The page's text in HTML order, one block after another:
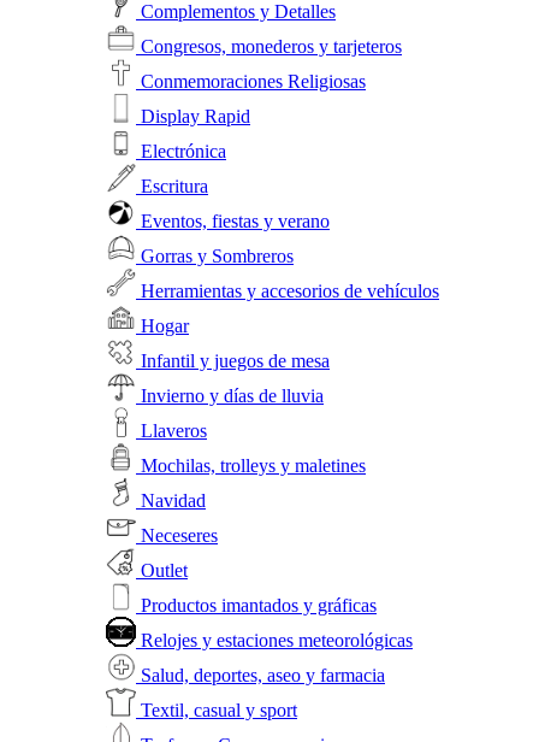
Complementos y Detalles
Congresos, monederos y tarjeteros
Conmemoraciones Religiosas
Display Rapid
Electrónica
Escritura
Eventos, fiestas y verano
Gorras y Sombreros
Herramientas y accesorios de vehículos
Hogar
Infantil y juegos de mesa
Invierno y días de lluvia
Llaveros
Mochilas, trolleys y maletines
Navidad
Neceseres
Outlet
Productos imantados y gráficas
Relojes y estaciones meteorológicas
Salud, deportes, aseo y farmacia
Textil, casual y sport